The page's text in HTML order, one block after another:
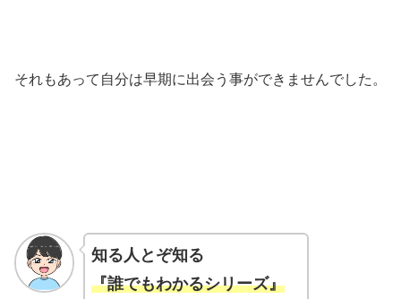
それもあって自分は早期に出会う事ができませんでした。
知る人とぞ知る
『誰でもわかるシリーズ』